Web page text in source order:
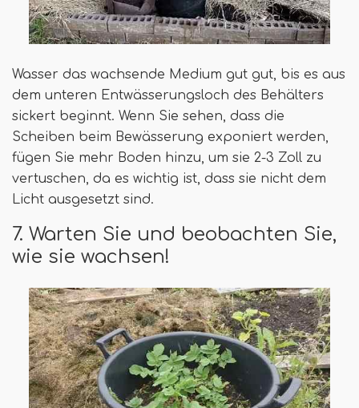
Wasser das wachsende Medium gut gut, bis es aus
dem unteren Entwässerungsloch des Behälters
sickert beginnt. Wenn Sie sehen, dass die
Scheiben beim Bewässerung exponiert werden,
fügen Sie mehr Boden hinzu, um sie 2-3 Zoll zu
vertuschen, da es wichtig ist, dass sie nicht dem
Licht ausgesetzt sind.
7. Warten Sie und beobachten Sie,
wie sie wachsen!